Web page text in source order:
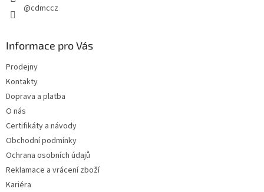
@cdmccz
Informace pro Vás
Prodejny
Kontakty
Doprava a platba
O nás
Certifikáty a návody
Obchodní podmínky
Ochrana osobních údajů
Reklamace a vrácení zboží
Kariéra